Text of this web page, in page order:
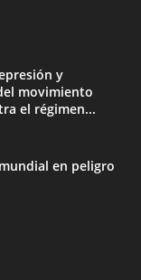
y
movimiento
el régimen...
en peligro